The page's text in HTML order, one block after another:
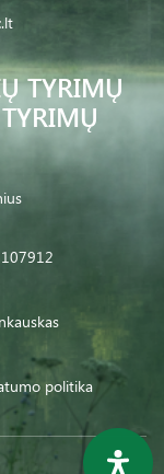
TYRIMŲ
politika